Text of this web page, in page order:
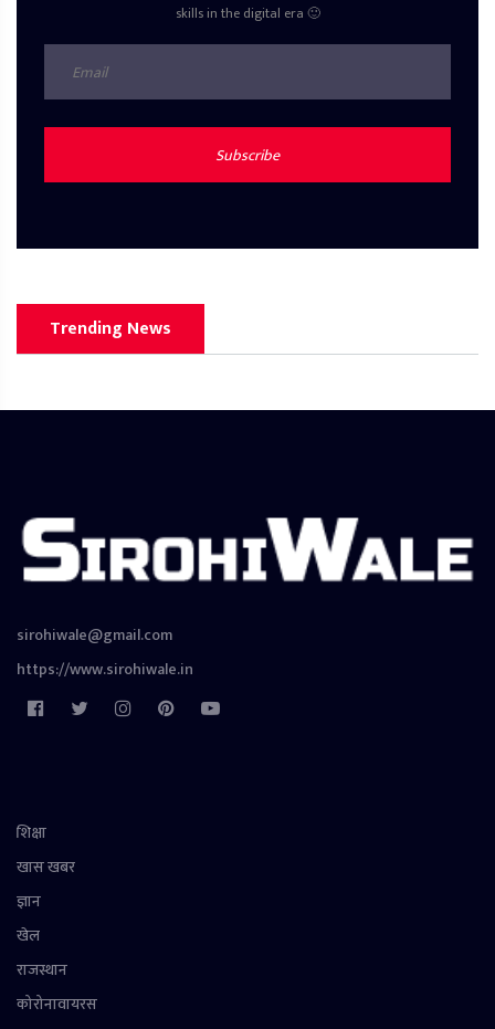
skills in the digital era 🙂
Subscribe
Trending News
sirohiwale@gmail.com
https://www.sirohiwale.in
शिक्षा
खास खबर
ज्ञान
खेल
राजस्थान
कोरोनावायरस